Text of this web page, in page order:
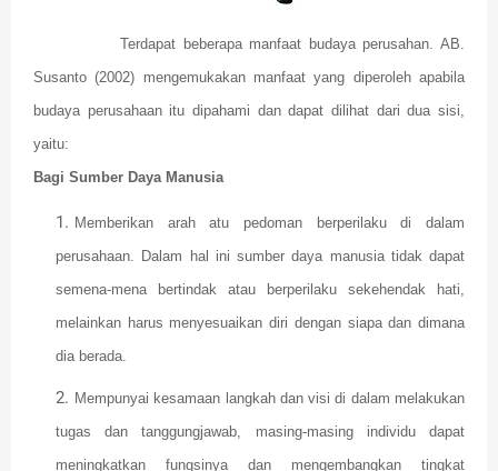
Terdapat beberapa manfaat budaya perusahan. AB.
Susanto (2002) mengemukakan manfaat yang diperoleh apabila
budaya perusahaan itu dipahami dan dapat dilihat dari dua sisi,
yaitu:
Bagi Sumber Daya Manusia
Memberikan arah atu pedoman berperilaku di dalam
perusahaan. Dalam hal ini sumber daya manusia tidak dapat
semena-mena bertindak atau berperilaku sekehendak hati,
melainkan harus menyesuaikan diri dengan siapa dan dimana
dia berada.
Mempunyai kesamaan langkah dan visi di dalam melakukan
tugas dan tanggungjawab, masing-masing individu dapat
meningkatkan fungsinya dan mengembangkan tingkat